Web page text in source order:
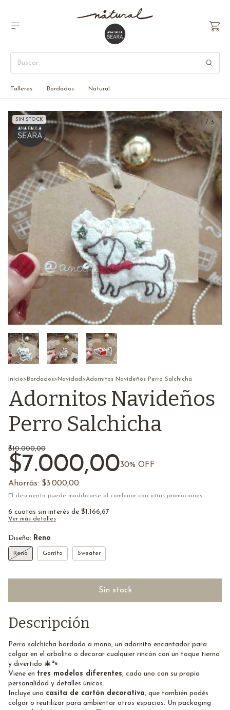
Talleres Bordados Natural
SIN STOCK 1 / 3
Inicio> Bordados>Navidad >Adornitos Navideños Perro Salchicha
Adornitos Navideños
Perro Salchicha
$10.000,00
$7.000,0030% OFF
Ahorrás: $3.000,00
El descuento puede modificarse al combinar con otras promociones.
6 cuotas sin interés de $1.166,67
Ver más detalles
Diseño: Reno
Reno Gorrito Sweater
Descripción
Perro salchicha bordado a mano, un adornito encantador para
colgar en el arbolito o decorar cualquier rincón con un toque tierno
y divertido 🎄🐾
Viene en tres modelos diferentes, cada uno con su propia
personalidad y detalles únicos.
Incluye una casita de cartón decorativa, que también podés
colgar o reutilizar para ambientar otros espacios. Un packaging